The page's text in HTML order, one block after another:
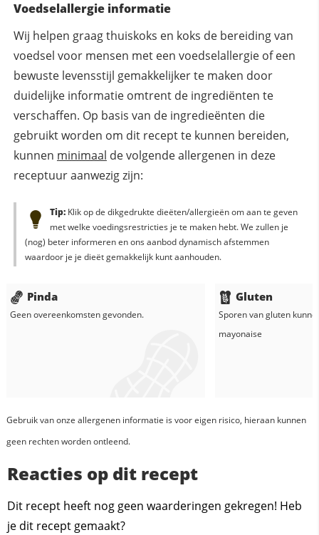
Voedselallergie informatie
Wij helpen graag thuiskoks en koks de bereiding van
voedsel voor mensen met een voedselallergie of een
bewuste levensstijl gemakkelijker te maken door
duidelijke informatie omtrent de ingrediënten te
verschaffen. Op basis van de ingredieënten die
gebruikt worden om dit recept te kunnen bereiden,
kunnen minimaal de volgende allergenen in deze
receptuur aanwezig zijn:
Tip:Klik op de dikgedrukte dieëten/allergieën om aan te geven
met welke voedingsrestricties je te maken hebt. We zullen je
(nog) beter informeren en ons aanbod dynamisch afstemmen
waardoor je je dieët gemakkelijk kunt aanhouden.
Pinda
Geen overeenkomsten gevonden.
Gluten
Sporen van gluten
mayonaise
Gebruik van onze allergenen informatie is voor eigen risico, hieraan kunnen
geen rechten worden ontleend.
Reacties op dit recept
Dit recept heeft nog geen waarderingen gekregen! Heb
je dit recept gemaakt?